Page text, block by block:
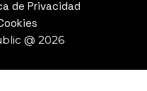
de Privacidad
@ 2026